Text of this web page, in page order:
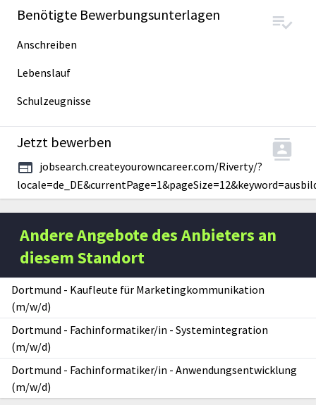
Benötigte Bewerbungsunterlagen
Anschreiben
Lebenslauf
Schulzeugnisse
Jetzt bewerben
jobsearch.createyourowncareer.com/Riverty/?
Andere Angebote des Anbieters an
diesem Standort
Dortmund - Kaufleute für Marketingkommunikation
(m/w/d)
Dortmund - Fachinformatiker/in - Systemintegration
(m/w/d)
Dortmund - Fachinformatiker/in - Anwendungsentwicklung
(m/w/d)